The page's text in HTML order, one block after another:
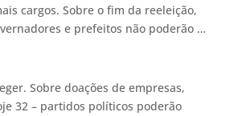
cargos. Sobre o fim da reeleição,
e prefeitos não poderão …
Sobre doações de empresas,
32 – partidos políticos poderão